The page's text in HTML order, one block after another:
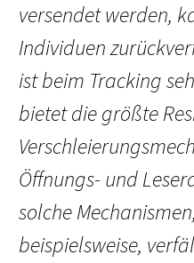
versendet werden,
Individuen
ist beim Tracking
bietet die größte
Öffnungs- und
solche
beispielsweise,